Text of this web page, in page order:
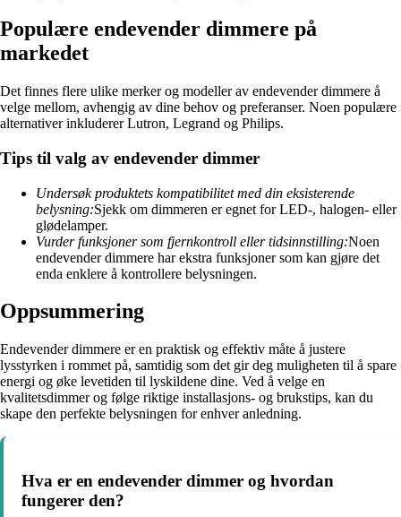
Populære endevender dimmere på
markedet
Det finnes flere ulike merker og modeller av endevender dimmere å
velge mellom, avhengig av dine behov og preferanser. Noen populære
alternativer inkluderer Lutron, Legrand og Philips.
Tips til valg av endevender dimmer
Undersøk produktets kompatibilitet med din eksisterende
belysning:Sjekk om dimmeren er egnet for LED-, halogen- eller
glødelamper.
Vurder funksjoner som fjernkontroll eller tidsinnstilling:Noen
endevender dimmere har ekstra funksjoner som kan gjøre det
enda enklere å kontrollere belysningen.
Oppsummering
Endevender dimmere er en praktisk og effektiv måte å justere
lysstyrken i rommet på, samtidig som det gir deg muligheten til å spare
energi og øke levetiden til lyskildene dine. Ved å velge en
kvalitetsdimmer og følge riktige installasjons- og brukstips, kan du
skape den perfekte belysningen for enhver anledning.
Hva er en endevender dimmer og hvordan
fungerer den?